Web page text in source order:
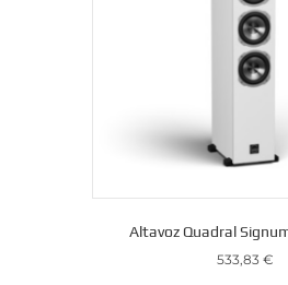
Altavoz Quadral
533,83 €